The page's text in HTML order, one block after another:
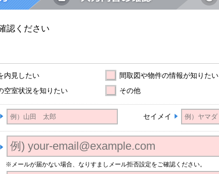
認ください
内見したい
間取図や物件の情報が知りたい
空室状況を知りたい
その他
セイメイ
※メールが届かない場合、なりすましメール拒否設定をご確認ください。